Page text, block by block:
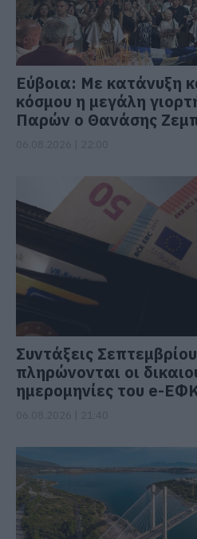
Εύβοια: Με κατάνυξη
κόσμου η μεγάλη
Παρών ο Θανάσης
Συντάξεις
πληρώνονται οι
ημερομηνίες του e-